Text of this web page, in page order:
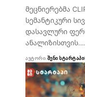
მეცნიერებმა
სემანტიკური
დასავლური
ანალიზისთვის.…
ᲐᲕᲢᲝᲠᲘ:ᲨᲔᲜᲘ ᲡᲢᲐᲠᲢᲐᲞᲘ